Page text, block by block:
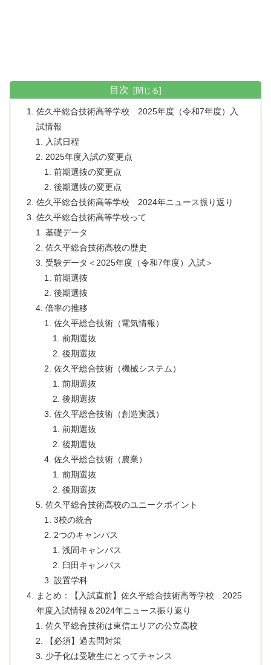
目次
佐久平総合技術高等学校 2025年度（令和7年度）入
試情報
入試日程
2025年度入試の変更点
前期選抜の変更点
後期選抜の変更点
佐久平総合技術高等学校 2024年ニュース振り返り
佐久平総合技術高等学校って
基礎データ
佐久平総合技術高校の歴史
受験データ＜2025年度（令和7年度）入試＞
前期選抜
後期選抜
倍率の推移
佐久平総合技術（電気情報）
前期選抜
後期選抜
佐久平総合技術（機械システム）
前期選抜
後期選抜
佐久平総合技術（創造実践）
前期選抜
後期選抜
佐久平総合技術（農業）
前期選抜
後期選抜
佐久平総合技術高校のユニークポイント
3校の統合
2つのキャンパス
浅間キャンパス
臼田キャンパス
設置学科
まとめ：【入試直前】佐久平総合技術高等学校 2025
年度入試情報＆2024年ニュース振り返り
佐久平総合技術は東信エリアの公立高校
【必須】過去問対策
少子化は受験生にとってチャンス